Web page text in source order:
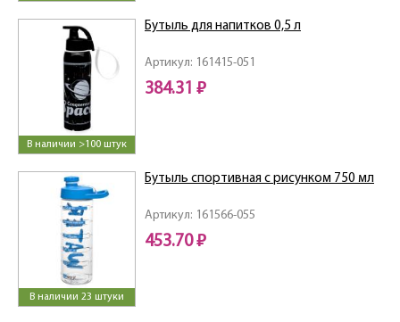
В наличии >100 штук
Артикул: 161415-051
Бутыль для напитков 0,5 л
384.31 ₽
В наличии 23 штуки
Артикул: 161566-055
Бутыль спортивная с рисунком 750 мл
453.70 ₽